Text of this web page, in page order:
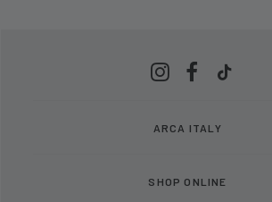
ARCA ITALY
SHOP ONLINE